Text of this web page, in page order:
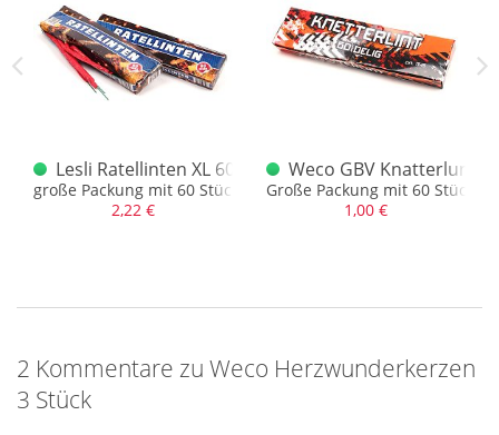
60 Stück
Lesli Ratellinten XL 60 Stück
große Packung mit 60 Stück
2,22 €
Weco GBV
Große Packung mit 60 Stück
1,00 €
2 Kommentare zu Weco Herzwunderkerzen
3 Stück